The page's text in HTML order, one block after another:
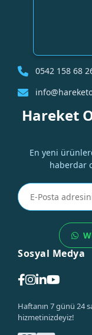
0542 158 68
Hareket
En yeni
haberdar
Sosyal Medya
Haftanın 7 günü 24
hizmetinizdeyiz!